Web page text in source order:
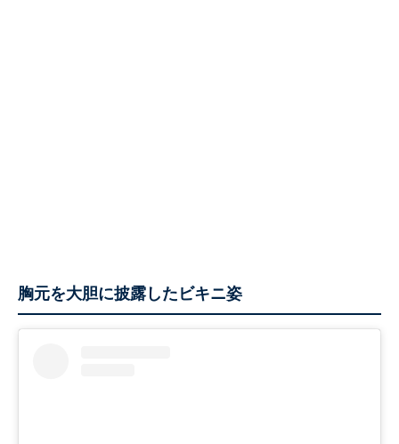
胸元を大胆に披露したビキニ姿